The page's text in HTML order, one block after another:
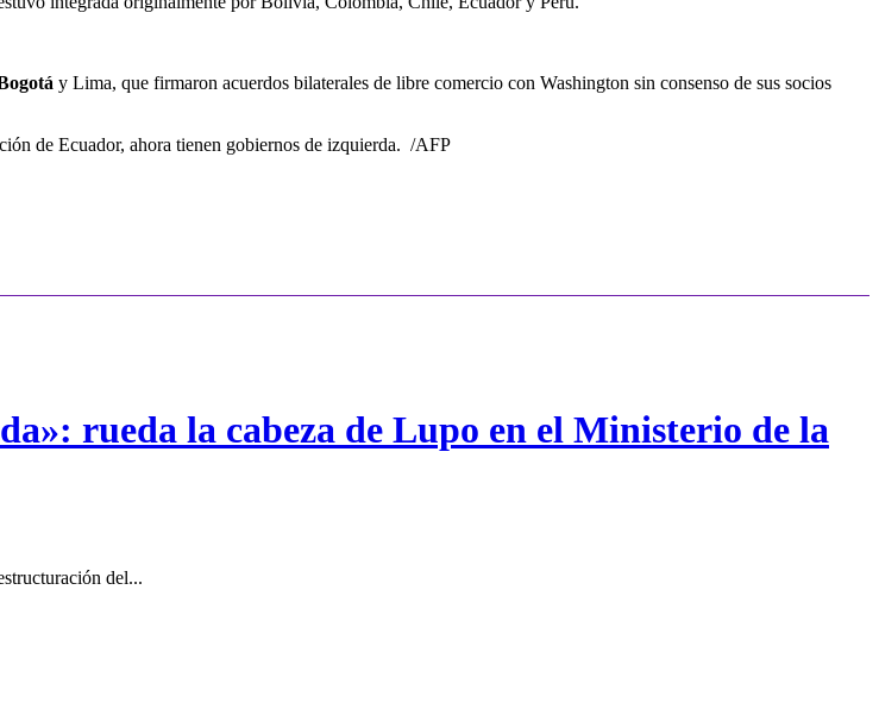
y Lima, que firmaron acuerdos bilaterales de libre comercio con Washington sin consenso de sus socios
de Ecuador, ahora tienen gobiernos de izquierda. /AFP
rueda la cabeza de Lupo en el Ministerio de la
del...